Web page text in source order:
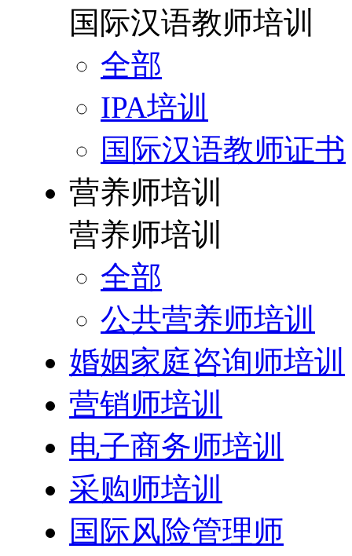
国际汉语教师培训
全部
IPA培训
国际汉语教师证书
营养师培训
营养师培训
全部
公共营养师培训
婚姻家庭咨询师培训
营销师培训
电子商务师培训
采购师培训
国际风险管理师